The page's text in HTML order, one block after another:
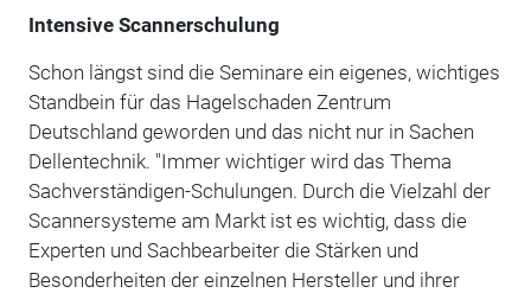
Intensive Scannerschulung
Schon längst sind die Seminare ein eigenes, wichtiges
Standbein für das Hagelschaden Zentrum
Deutschland geworden und das nicht nur in Sachen
Dellentechnik. "Immer wichtiger wird das Thema
Sachverständigen-Schulungen. Durch die Vielzahl der
Scannersysteme am Markt ist es wichtig, dass die
Experten und Sachbearbeiter die Stärken und
Besonderheiten der einzelnen Hersteller und ihrer